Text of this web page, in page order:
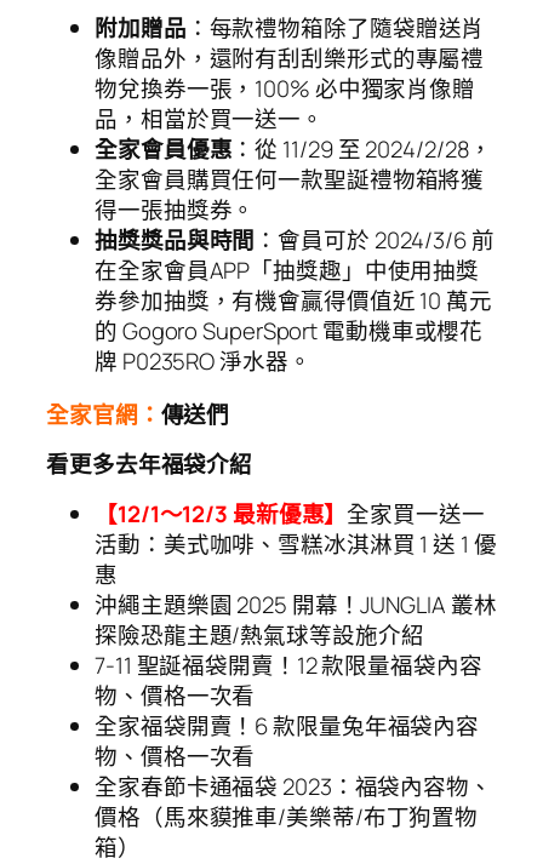
附加贈品 ：每款禮物箱除了隨袋贈送肖
像贈品外，還附有刮刮樂形式的專屬禮
物兌換券一張，100% 必中獨家肖像贈
品，相當於買一送一。
全家會員優惠 ：從 11/29 至 2024/2/28，
全家會員購買任何一款聖誕禮物箱將獲
得一張抽獎券。
抽獎獎品與時間 ：會員可於 2024/3/6 前
在全家會員APP「抽獎趣」中使用抽獎
券參加抽獎，有機會贏得價值近 10 萬元
的 Gogoro SuperSport 電動機車或櫻花
牌 P0235RO 淨水器。
全家官網： 傳送們
看更多去年福袋介紹
【12/1～12/3 最新優惠】全家買一送一
活動：美式咖啡、雪糕冰淇淋買 1 送 1 優
惠
沖繩主題樂園 2025 開幕！JUNGLIA 叢林
探險恐龍主題/熱氣球等設施介紹
7-11 聖誕福袋開賣！12 款限量福袋內容
物、價格一次看
全家福袋開賣！6 款限量兔年福袋內容
物、價格一次看
全家春節卡通福袋 2023：福袋內容物、
價格（馬來貘推車/美樂蒂/布丁狗置物
箱）